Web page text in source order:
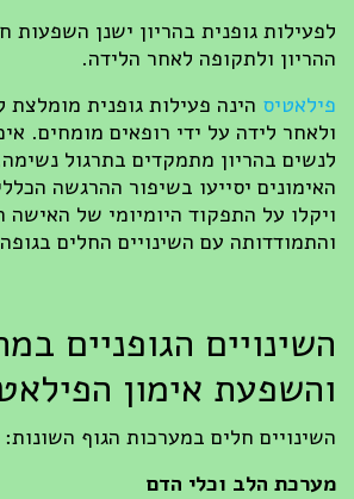
לפעילות גופנית בהריון ישנן השפעות
ההריון ולתקופה לאחר הלידה.
פילאטיסהינה פעילות גופנית מומלצת
ולאחר לידה על ידי רופאים מומחים.
לנשים בהריון מתמקדים בתרגול נשימה,
האימונים יסייעו בשיפור ההרגשה
ויקלו על התפקוד היומיומי של האישה
והתמודדותה עם השינויים החלים בגופה.
השינויים הגופניים
והשפעת אימון
השינויים חלים במערכות הגוף השונות:
מערכת הלב וכלי הדם